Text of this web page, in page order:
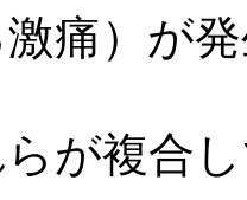
痛）が
が複合